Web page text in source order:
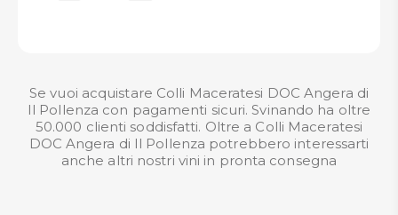
Se vuoi acquistare Colli Maceratesi DOC Angera di
Il Pollenza con pagamenti sicuri. Svinando ha oltre
50.000 clienti soddisfatti. Oltre a Colli Maceratesi
DOC Angera di Il Pollenza potrebbero interessarti
anche altri nostri vini in pronta consegna